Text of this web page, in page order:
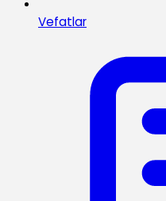
Vefatlar